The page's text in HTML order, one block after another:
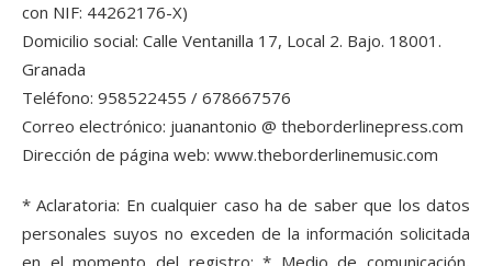
con NIF: 44262176-X)
Domicilio social: Calle Ventanilla 17, Local 2. Bajo. 18001.
Granada
Teléfono: 958522455 / 678667576
Correo electrónico: juanantonio @ theborderlinepress.com
Dirección de página web: www.theborderlinemusic.com
* Aclaratoria: En cualquier caso ha de saber que los datos
personales suyos no exceden de la información solicitada
en el momento del registro: * Medio de comunicación,